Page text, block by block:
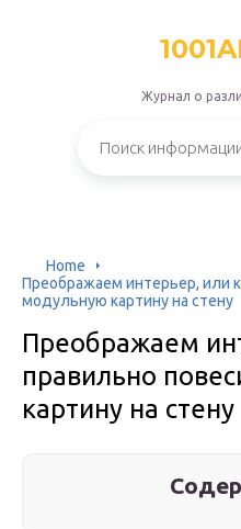
Журнал о
Home
Преображаем интерьер, или
модульную картину на стену
Преображаем
правильно
картину на стену